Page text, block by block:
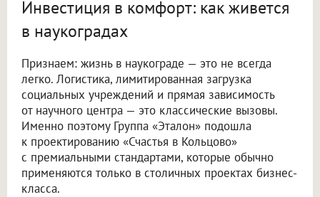
Инвестиция в комфорт: как живется
в наукоградах
Признаем: жизнь в наукограде — это не всегда
легко. Логистика, лимитированная загрузка
социальных учреждений и прямая зависимость
от научного центра — это классические вызовы.
Именно поэтому Группа «Эталон» подошла
к проектированию «Счастья в Кольцово»
с премиальными стандартами, которые обычно
применяются только в столичных проектах бизнес-
класса.